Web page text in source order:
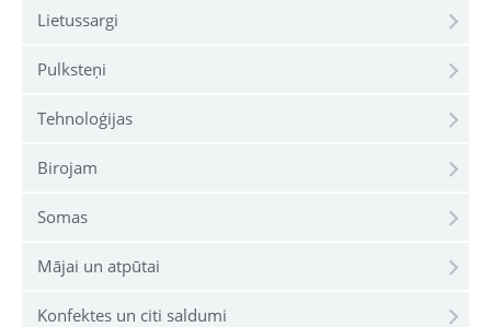
Lietussargi
Pulksteņi
Tehnoloģijas
Birojam
Somas
Mājai un atpūtai
Konfektes un citi saldumi